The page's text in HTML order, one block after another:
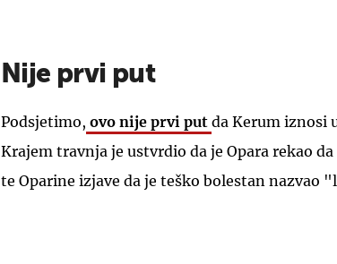
Nije prvi put
Podsjetimo, ovo nije prvi put da Kerum iznosi
Krajem travnja je ustvrdio da je Opara rekao
te Oparine izjave da je teško bolestan nazvao